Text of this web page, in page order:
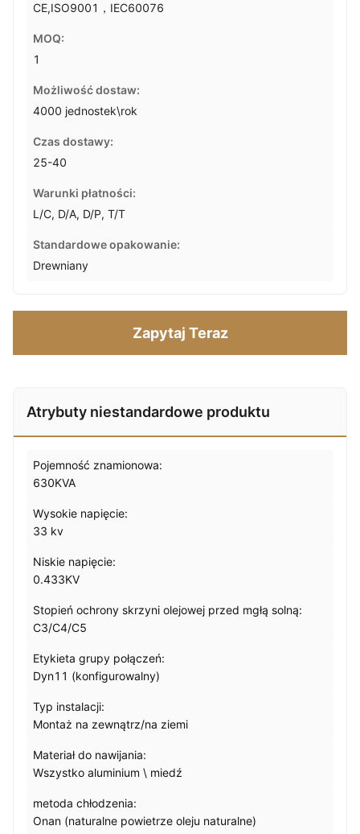
CE,ISO9001，IEC60076
MOQ:
1
Możliwość dostaw:
4000 jednostek\rok
Czas dostawy:
25-40
Warunki płatności:
L/C, D/A, D/P, T/T
Standardowe opakowanie:
Drewniany
Zapytaj Teraz
Atrybuty niestandardowe produktu
Pojemność znamionowa:
630KVA
Wysokie napięcie:
33 kv
Niskie napięcie:
0.433KV
Stopień ochrony skrzyni olejowej przed mgłą solną:
C3/C4/C5
Etykieta grupy połączeń:
Dyn11 (konfigurowalny)
Typ instalacji:
Montaż na zewnątrz/na ziemi
Materiał do nawijania:
Wszystko aluminium \ miedź
metoda chłodzenia:
Onan (naturalne powietrze oleju naturalne)